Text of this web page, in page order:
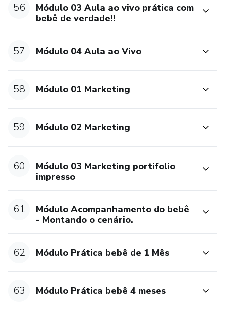
56
Módulo 03 Aula ao vivo prática com
bebê de verdade!!
57 Módulo 04 Aula ao Vivo
58 Módulo 01 Marketing
59 Módulo 02 Marketing
60
Módulo 03 Marketing portifolio
impresso
61
Módulo Acompanhamento do bebê
- Montando o cenário.
62 Módulo Prática bebê de 1 Mês
63 Módulo Prática bebê 4 meses